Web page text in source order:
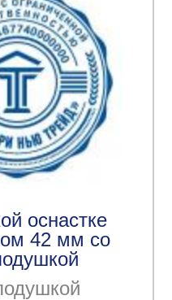
оснастке
42 мм со